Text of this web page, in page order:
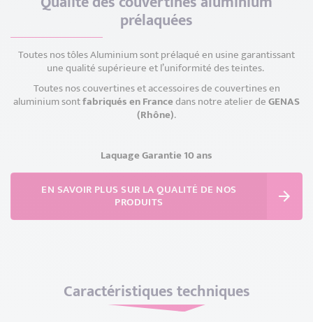
prélaquées
Toutes nos tôles Aluminium sont prélaqué en usine garantissant
une qualité supérieure et l’uniformité des teintes.
Toutes nos couvertines et accessoires de couvertines en
aluminium sontfabriqués en Francedans notre atelier deGENAS
(Rhône).
Laquage Garantie 10 ans
EN SAVOIR PLUS SUR LA QUALITÉ DE NOS
PRODUITS
Caractéristiques techniques